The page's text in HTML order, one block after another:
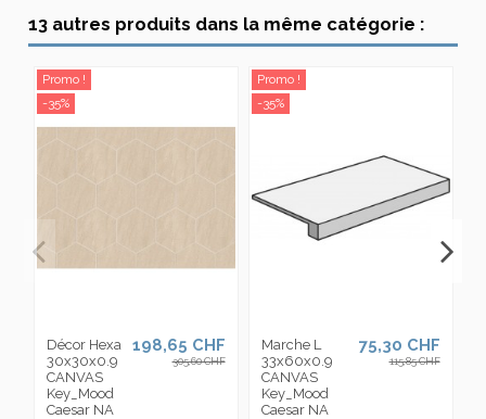
13 autres produits dans la même catégorie :
Promo !
-35%
Décor Hexa
30x30x0.9
CANVAS
Key_Mood
Caesar NA
198,65 CHF
305,60 CHF
Promo !
-35%
Marche L
33x60x0.9
CANVAS
Key_Mood
Caesar NA
75,30 CHF
115,85 CHF